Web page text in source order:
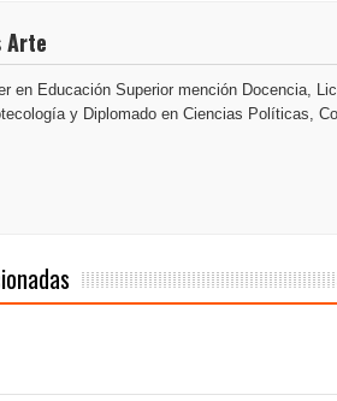
reconoce a Banreservas
recibe nuevamente la
Arte
en Educación Superior mención Docencia,
y Diplomado en Ciencias Políticas,